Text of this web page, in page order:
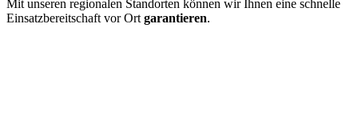
Mit unseren regionalen Standorten können wir Ihnen eine schnelle
Einsatzbereitschaft vor Ort garantieren.